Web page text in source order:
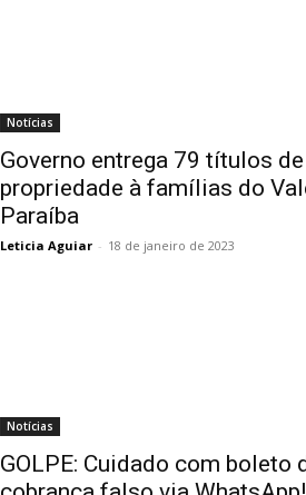
Notícias
Governo entrega 79 títulos de
propriedade à famílias do
Paraíba
Leticia Aguiar - 18 de janeiro de 2023
Notícias
GOLPE: Cuidado com boleto